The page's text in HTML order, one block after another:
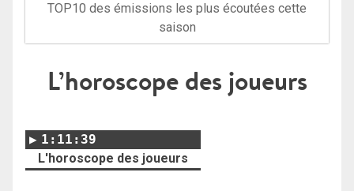
TOP10 des émissions les plus écoutées cette
saison
L’horoscope des joueurs
1:11:39
L'horoscope des joueurs